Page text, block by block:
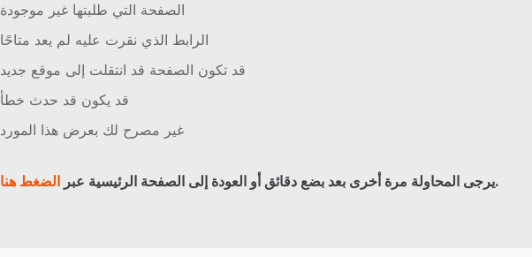
الصفحة التي طلبتها غير موجودة
الرابط الذي نقرت عليه لم يعد متاحًا
قد تكون الصفحة قد انتقلت إلى موقع جديد
قد يكون قد حدث خطأ
غير مصرح لك بعرض هذا المورد
يرجى المحاولة مرة أخرى بعد بضع دقائق أو العودة إلى الصفحة الرئيسية عبر الضغط هنا .